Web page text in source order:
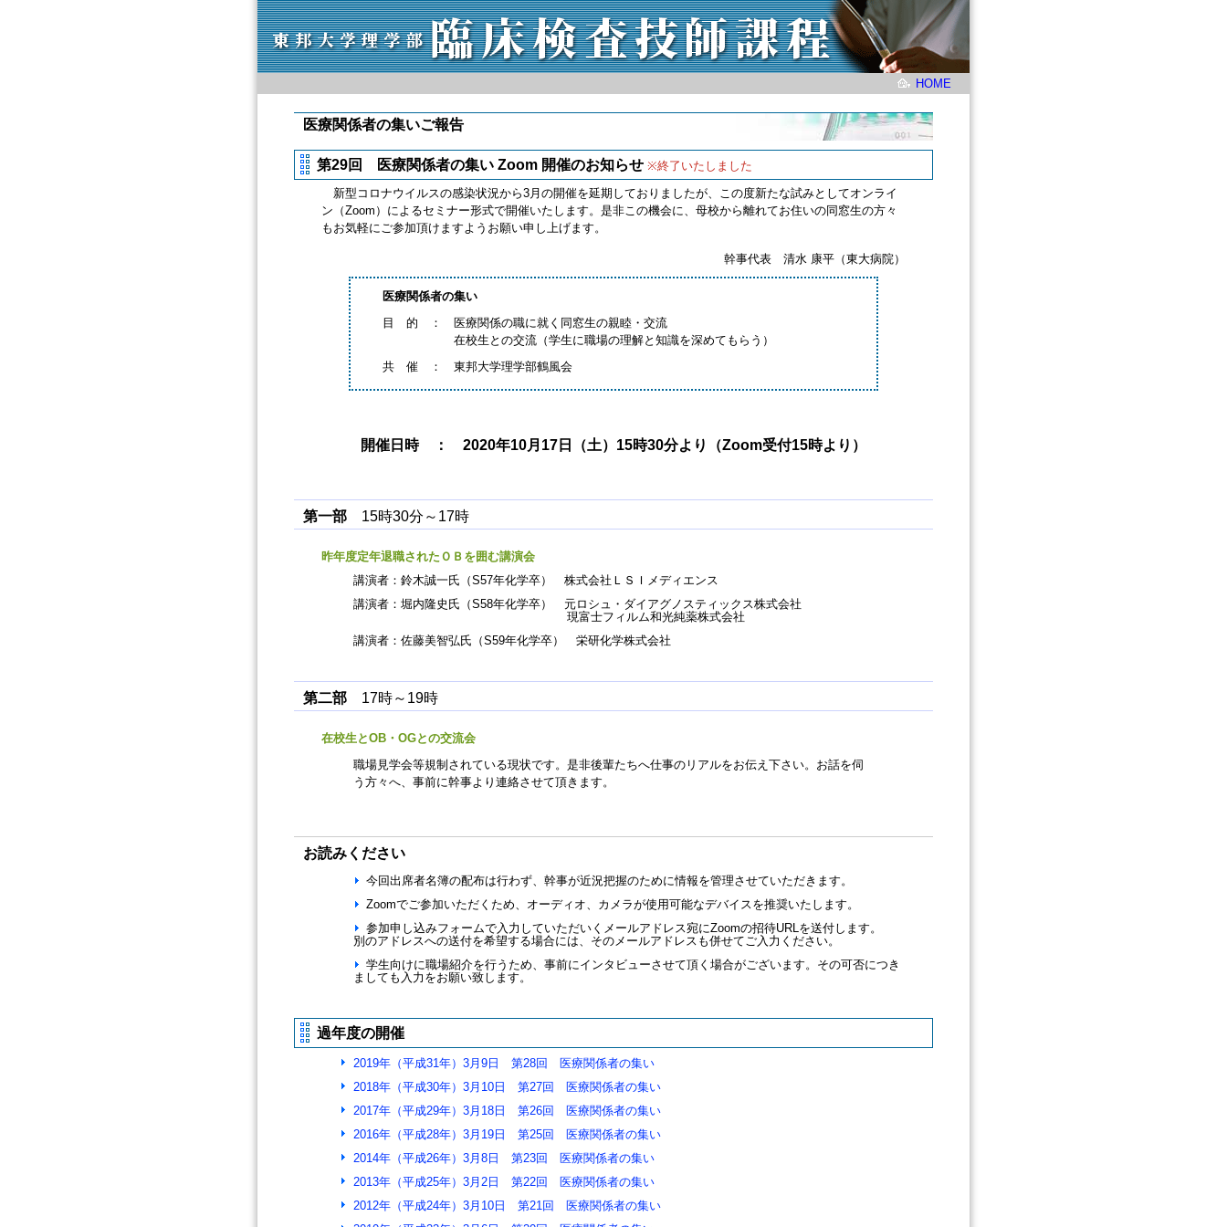
HOME
医療関係者の集いご報告
第29回 医療関係者の集い Zoom 開催のお知らせ ※終了いたしました
新型コロナウイルスの感染状況から3月の開催を延期しておりましたが、この度新たな試みとしてオンライ
ン（Zoom）によるセミナー形式で開催いたします。是非この機会に、母校から離れてお住いの同窓生の方々
もお気軽にご参加頂けますようお願い申し上げます。
幹事代表 清水 康平（東大病院）
医療関係者の集い
目 的 ： 医療関係の職に就く同窓生の親睦・交流
在校生との交流（学生に職場の理解と知識を深めてもらう）
共 催 ： 東邦大学理学部鶴風会
開催日時 ： 2020年10月17日（土）15時30分より（Zoom受付15時より）
第一部 15時30分～17時
昨年度定年退職されたＯＢを囲む講演会
講演者：鈴木誠一氏（S57年化学卒） 株式会社ＬＳＩメディエンス
講演者：堀内隆史氏（S58年化学卒） 元ロシュ・ダイアグノスティックス株式会社
現富士フィルム和光純薬株式会社
講演者：佐藤美智弘氏（S59年化学卒） 栄研化学株式会社
第二部 17時～19時
在校生とOB・OGとの交流会
職場見学会等規制されている現状です。是非後輩たちへ仕事のリアルをお伝え下さい。お話を伺
う方々へ、事前に幹事より連絡させて頂きます。
お読みください
今回出席者名簿の配布は行わず、幹事が近況把握のために情報を管理させていただきます。
Zoomでご参加いただくため、オーディオ、カメラが使用可能なデバイスを推奨いたします。
参加申し込みフォームで入力していただいくメールアドレス宛にZoomの招待URLを送付します。
別のアドレスへの送付を希望する場合には、そのメールアドレスも併せてご入力ください。
学生向けに職場紹介を行うため、事前にインタビューさせて頂く場合がございます。その可否につき
ましても入力をお願い致します。
過年度の開催
2019年（平成31年）3月9日 第28回 医療関係者の集い
2018年（平成30年）3月10日 第27回 医療関係者の集い
2017年（平成29年）3月18日 第26回 医療関係者の集い
2016年（平成28年）3月19日 第25回 医療関係者の集い
2014年（平成26年）3月8日 第23回 医療関係者の集い
2013年（平成25年）3月2日 第22回 医療関係者の集い
2012年（平成24年）3月10日 第21回 医療関係者の集い